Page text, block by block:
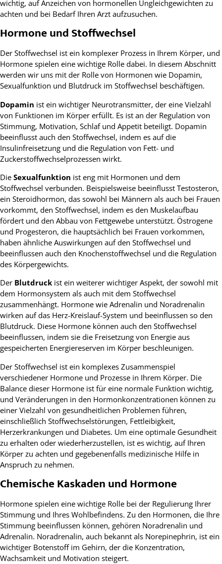
wichtig, auf Anzeichen von hormonellen Ungleichgewichten zu
achten und bei Bedarf Ihren Arzt aufzusuchen.
Hormone und Stoffwechsel
Der Stoffwechsel ist ein komplexer Prozess in Ihrem Körper, und
Hormone spielen eine wichtige Rolle dabei. In diesem Abschnitt
werden wir uns mit der Rolle von Hormonen wie Dopamin,
Sexualfunktion und Blutdruck im Stoffwechsel beschäftigen.
Dopamin ist ein wichtiger Neurotransmitter, der eine Vielzahl
von Funktionen im Körper erfüllt. Es ist an der Regulation von
Stimmung, Motivation, Schlaf und Appetit beteiligt. Dopamin
beeinflusst auch den Stoffwechsel, indem es auf die
Insulinfreisetzung und die Regulation von Fett- und
Zuckerstoffwechselprozessen wirkt.
Die Sexualfunktion ist eng mit Hormonen und dem
Stoffwechsel verbunden. Beispielsweise beeinflusst Testosteron,
ein Steroidhormon, das sowohl bei Männern als auch bei Frauen
vorkommt, den Stoffwechsel, indem es den Muskelaufbau
fördert und den Abbau von Fettgewebe unterstützt. Östrogene
und Progesteron, die hauptsächlich bei Frauen vorkommen,
haben ähnliche Auswirkungen auf den Stoffwechsel und
beeinflussen auch den Knochenstoffwechsel und die Regulation
des Körpergewichts.
Der Blutdruck ist ein weiterer wichtiger Aspekt, der sowohl mit
dem Hormonsystem als auch mit dem Stoffwechsel
zusammenhängt. Hormone wie Adrenalin und Noradrenalin
wirken auf das Herz-Kreislauf-System und beeinflussen so den
Blutdruck. Diese Hormone können auch den Stoffwechsel
beeinflussen, indem sie die Freisetzung von Energie aus
gespeicherten Energiereserven im Körper beschleunigen.
Der Stoffwechsel ist ein komplexes Zusammenspiel
verschiedener Hormone und Prozesse in Ihrem Körper. Die
Balance dieser Hormone ist für eine normale Funktion wichtig,
und Veränderungen in den Hormonkonzentrationen können zu
einer Vielzahl von gesundheitlichen Problemen führen,
einschließlich Stoffwechselstörungen, Fettleibigkeit,
Herzerkrankungen und Diabetes. Um eine optimale Gesundheit
zu erhalten oder wiederherzustellen, ist es wichtig, auf Ihren
Körper zu achten und gegebenenfalls medizinische Hilfe in
Anspruch zu nehmen.
Chemische Kaskaden und Hormone
Hormone spielen eine wichtige Rolle bei der Regulierung Ihrer
Stimmung und Ihres Wohlbefindens. Zu den Hormonen, die Ihre
Stimmung beeinflussen können, gehören Noradrenalin und
Adrenalin. Noradrenalin, auch bekannt als Norepinephrin, ist ein
wichtiger Botenstoff im Gehirn, der die Konzentration,
Wachsamkeit und Motivation steigert.